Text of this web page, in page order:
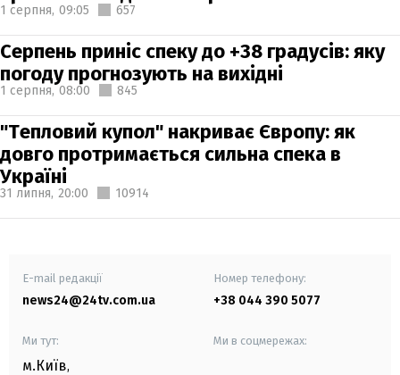
1 серпня, 09:05 657
Серпень приніс спеку до +38 градусів: яку
погоду прогнозують на вихідні
1 серпня, 08:00 845
"Тепловий купол" накриває Європу: як
довго протримається сильна спека в
Україні
31 липня, 20:00 10914
E-mail редакції
news24@24tv.com.ua
Номер телефону:
+38 044 390 5077
Ми тут:
м.Київ,
Ми в соцмережах: